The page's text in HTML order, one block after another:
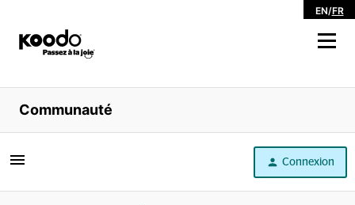
EN/FR
Magasiner
Libre service
Aide
Communauté
Connexion